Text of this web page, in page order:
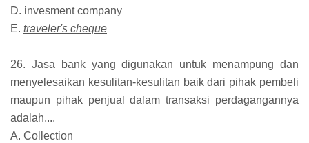
D. invesment company
E. traveler's cheque
26. Jasa bank yang digunakan untuk menampung dan
menyelesaikan kesulitan-kesulitan baik dari pihak pembeli
maupun pihak penjual dalam transaksi perdagangannya
adalah....
A. Collection